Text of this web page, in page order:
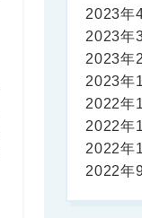
2023年
2023年
2023年
2023年
2022年
2022年
2022年
2022年